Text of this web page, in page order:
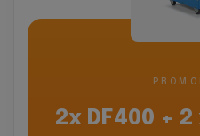
2x DF400 + 2